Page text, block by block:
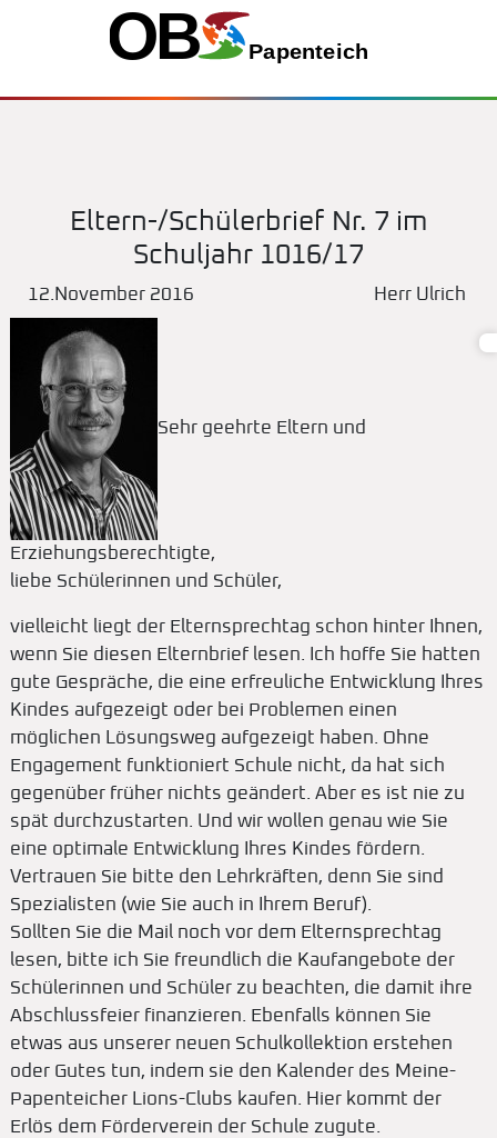
Eltern-/Schülerbrief Nr. 7 im
Schuljahr 1016/17
12.November 2016 Herr Ulrich
Sehr geehrte Eltern und
Erziehungsberechtigte,
liebe Schülerinnen und Schüler,
vielleicht liegt der Elternsprechtag schon hinter Ihnen,
wenn Sie diesen Elternbrief lesen. Ich hoffe Sie hatten
gute Gespräche, die eine erfreuliche Entwicklung Ihres
Kindes aufgezeigt oder bei Problemen einen
möglichen Lösungsweg aufgezeigt haben. Ohne
Engagement funktioniert Schule nicht, da hat sich
gegenüber früher nichts geändert. Aber es ist nie zu
spät durchzustarten. Und wir wollen genau wie Sie
eine optimale Entwicklung Ihres Kindes fördern.
Vertrauen Sie bitte den Lehrkräften, denn Sie sind
Spezialisten (wie Sie auch in Ihrem Beruf).
Sollten Sie die Mail noch vor dem Elternsprechtag
lesen, bitte ich Sie freundlich die Kaufangebote der
Schülerinnen und Schüler zu beachten, die damit ihre
Abschlussfeier finanzieren. Ebenfalls können Sie
etwas aus unserer neuen Schulkollektion erstehen
oder Gutes tun, indem sie den Kalender des Meine-
Papenteicher Lions-Clubs kaufen. Hier kommt der
Erlös dem Förderverein der Schule zugute.